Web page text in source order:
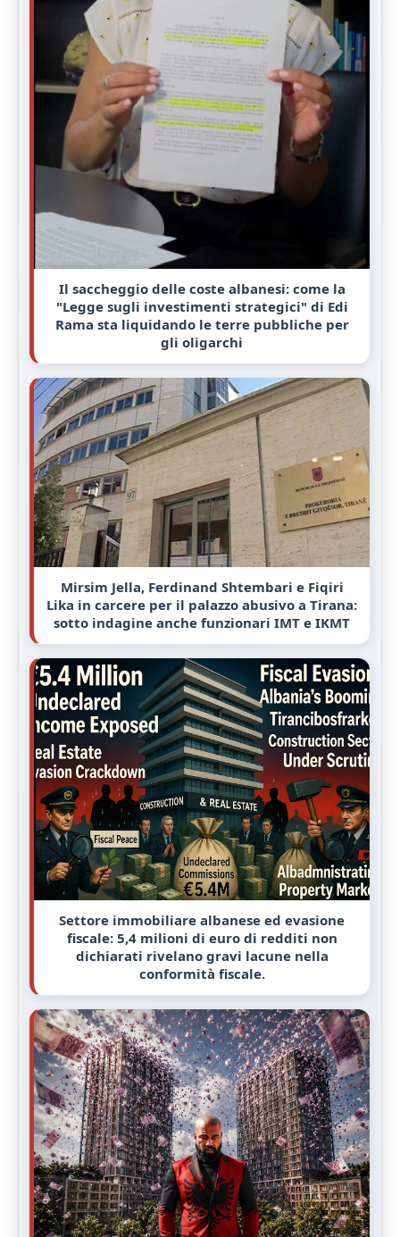
Il saccheggio delle coste albanesi: come la
"Legge sugli investimenti strategici" di Edi
Rama sta liquidando le terre pubbliche per
gli oligarchi
Mirsim Jella, Ferdinand Shtembari e Fiqiri
Lika in carcere per il palazzo abusivo a Tirana:
sotto indagine anche funzionari IMT e IKMT
Settore immobiliare albanese ed evasione
fiscale: 5,4 milioni di euro di redditi non
dichiarati rivelano gravi lacune nella
conformità fiscale.